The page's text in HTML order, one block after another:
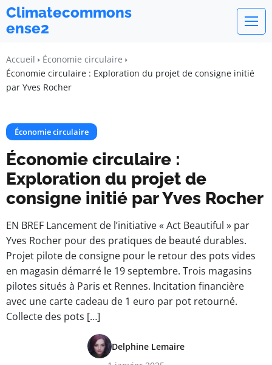
Climatecommons
ense2
Accueil
Économie circulaire
Économie circulaire : Exploration du projet de consigne initié
par Yves Rocher
Économie circulaire
Économie circulaire :
Exploration du projet de
consigne initié par Yves Rocher
EN BREF Lancement de l’initiative « Act Beautiful » par
Yves Rocher pour des pratiques de beauté durables.
Projet pilote de consigne pour le retour des pots vides
en magasin démarré le 19 septembre. Trois magasins
pilotes situés à Paris et Rennes. Incitation financière
avec une carte cadeau de 1 euro par pot retourné.
Collecte des pots […]
Delphine Lemaire